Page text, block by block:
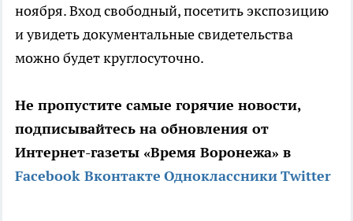
ноября. Вход свободный, посетить экспозицию
и увидеть документальные свидетельства
можно будет круглосуточно.
Не пропустите самые горячие новости,
подписывайтесь на обновления от
Интернет-газеты «Время Воронежа» в
Facebook Вконтакте ОдноклассникиTwitter